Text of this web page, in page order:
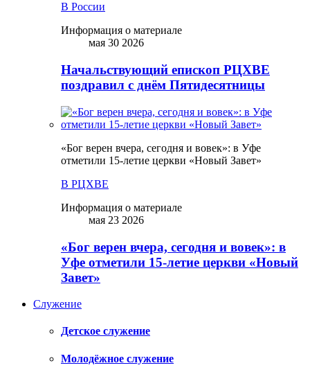
В России
Информация о материале
мая 30 2026
Начальствующий епископ РЦХВЕ
поздравил с днём Пятидесятницы
«Бог верен вчера, сегодня и вовек»: в Уфе
отметили 15-летие церкви «Новый Завет»
В РЦХВЕ
Информация о материале
мая 23 2026
«Бог верен вчера, сегодня и вовек»: в
Уфе отметили 15-летие церкви «Новый
Завет»
Служение
Детское служение
Молодёжное служение